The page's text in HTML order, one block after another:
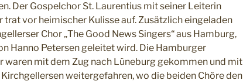
Der Gospelchor St. Laurentius mit seiner Leiterin
trat vor heimischer Kulisse auf. Zusätzlich eingeladen
Chor „The Good News Singers“ aus Hamburg,
Hanno Petersen geleitet wird. Die Hamburger
waren mit dem Zug nach Lüneburg gekommen und mit
weitergefahren, wo die beiden Chöre den